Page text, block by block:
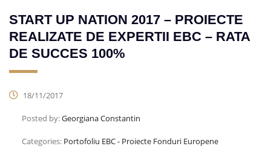
START UP NATION 2017 – PROIECTE
REALIZATE DE EXPERTII EBC – RATA
DE SUCCES 100%
18/11/2017
Posted by:Georgiana Constantin
Categories: Portofoliu EBC - Proiecte Fonduri Europene